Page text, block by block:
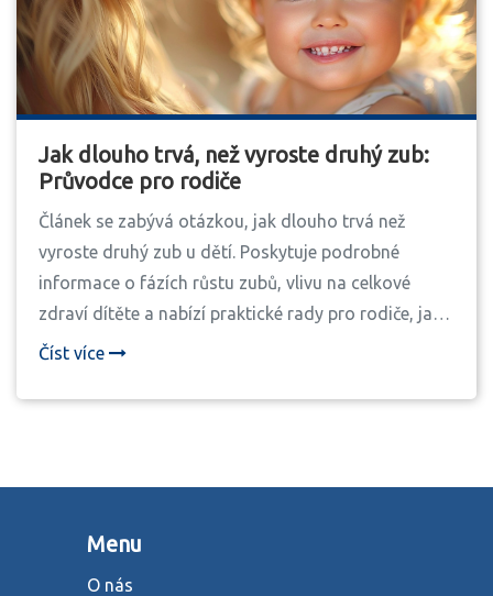
Jak dlouho trvá, než vyroste druhý zub:
Průvodce pro rodiče
Článek se zabývá otázkou, jak dlouho trvá než
vyroste druhý zub u dětí. Poskytuje podrobné
informace o fázích růstu zubů, vlivu na celkové
zdraví dítěte a nabízí praktické rady pro rodiče, jak
pečovat o mléčné zuby. Čtenáři se dozví, jaký dopad
způsoby úlevy pro děti, kterým zuby rostou.
Číst více
Menu
O nás